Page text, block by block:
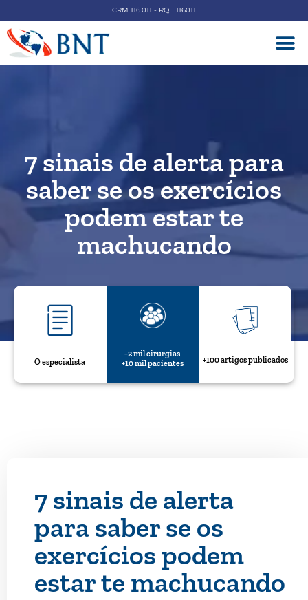
CRM 116.011 - RQE 116011
7 sinais de alerta para
saber se os exercícios
podem estar te
machucando
O especialista
+2 mil cirurgias
+10 mil pacientes
+100 artigos publicados
7 sinais de alerta
para saber se os
exercícios podem
estar te machucando